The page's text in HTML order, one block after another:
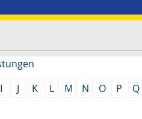
I J K L M N O P Q